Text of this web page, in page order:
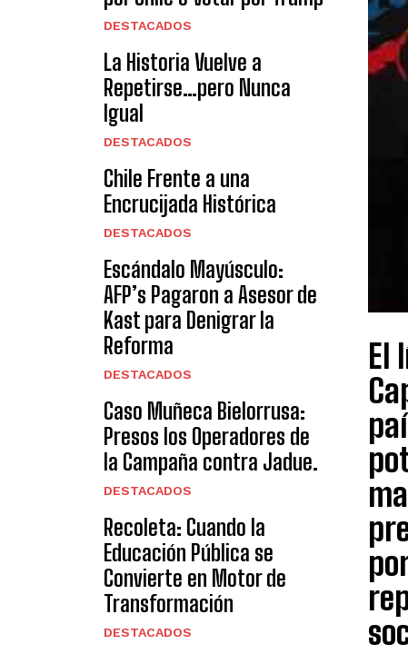
DESTACADOS
La Historia Vuelve a
Repetirse…pero Nunca
Igual
DESTACADOS
Chile Frente a una
Encrucijada Histórica
DESTACADOS
Escándalo Mayúsculo:
AFP’s Pagaron a Asesor de
Kast para Denigrar la
Reforma
DESTACADOS
Caso Muñeca Bielorrusa:
Presos los Operadores de
la Campaña contra Jadue.
DESTACADOS
Recoleta: Cuando la
Educación Pública se
Convierte en Motor de
Transformación
DESTACADOS
El